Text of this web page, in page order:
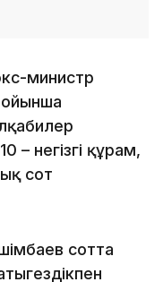
министр
– негізгі құрам,
сот
сотта